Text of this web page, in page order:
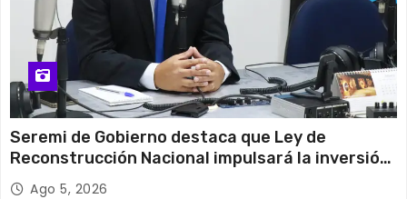
Seremi de Gobierno destaca que Ley de
Reconstrucción Nacional impulsará la inversión
y el empleo en Tarapacá
Ago 5, 2026